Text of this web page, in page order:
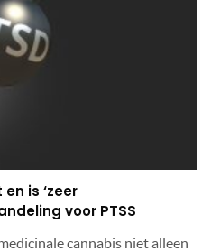
is ‘zeer
voor PTSS
cannabis niet alleen